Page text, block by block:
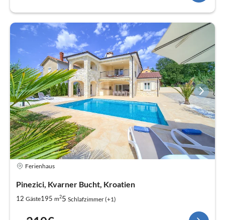
Ferienhaus
Pinezici, Kvarner Bucht, Kroatien
12 Gäste195 m25 Schlafzimmer (+1)